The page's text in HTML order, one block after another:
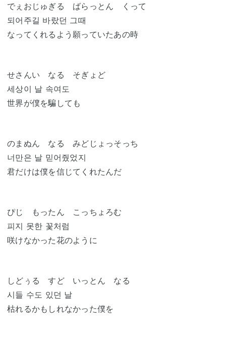
でぇおじゅぎる ばらっとん くって
되어주길 바랐던 그때
なってくれるよう願っていたあの時
せさんい なる そぎょど
세상이 날 속여도
世界が僕を騙しても
のまぬん なる みどじょっそっち
너만은 날 믿어줬었지
君だけは僕を信じてくれたんだ
ぴじ もったん こっちょろむ
피지 못한 꽃처럼
咲けなかった花のように
しどぅる すど いっとん なる
시들 수도 있던 날
枯れるかもしれなかった僕を